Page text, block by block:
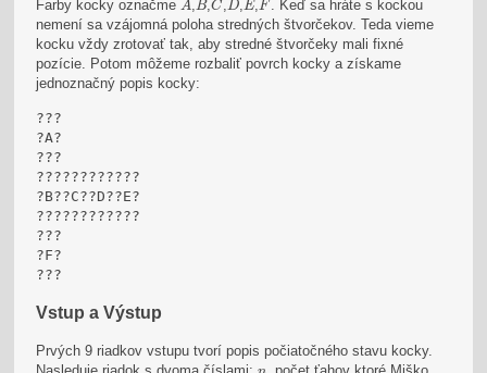
Farby kocky označmeA,B,C,D,E,F. Keď sa hráte s kockou
nemení sa vzájomná poloha stredných štvorčekov. Teda vieme
kocku vždy zrotovať tak, aby stredné štvorčeky mali fixné
pozície. Potom môžeme rozbaliť povrch kocky a získame
jednoznačný popis kocky:
???
?A?
???
????????????
?B??C??D??E?
????????????
???
?F?
???
Vstup a Výstup
Prvých 9 riadkov vstupu tvorí popis počiatočného stavu kocky.
n